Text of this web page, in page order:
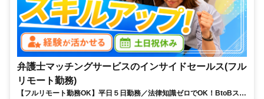
弁護士マッチングサービスのインサイドセールス(フル
リモート勤務)
【フルリモート勤務OK】平日５日勤務／法律知識ゼロでOK！BtoBスキ